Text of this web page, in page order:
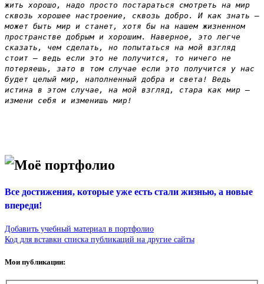
жить хорошо, надо просто постараться смотреть на мир
сквозь хорошее настроение, сквозь добро. И как знать —
может быть мир и станет, хотя бы на нашем жизненном
пространстве добрым и хорошим. Наверное, это легче
сказать, чем сделать, но попытаться на мой взгляд
стоит — ведь если это не получится, то ничего не
потеряешь, зато в том случае если это получится у нас
будет целый мир, наполненный добра и света! Ведь
истина в этом случае, на мой взгляд, стара как мир —
измени себя и изменишь мир!
Моё портфолио
Все достижения, которые уже есть стали жизнью, а новые
впереди!
Добавить учебный материал в портфолио
Код для вставки списка публикаций на другие сайты
Мои публикации: